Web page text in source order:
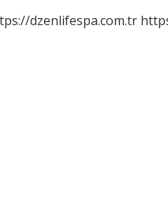
dzenlifespa.com.tr